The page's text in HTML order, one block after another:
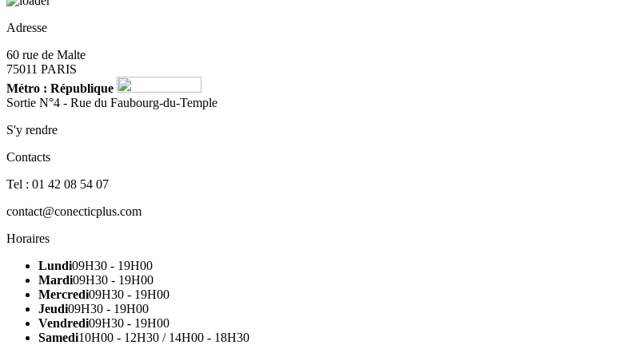
Adresse
60 rue de Malte
75011 PARIS
Métro : République
Sortie N°4 - Rue du Faubourg-du-Temple
S'y rendre
Contacts
Tel : 01 42 08 54 07
contact@conecticplus.com
Horaires
Lundi09H30 - 19H00
Mardi09H30 - 19H00
Mercredi09H30 - 19H00
Jeudi09H30 - 19H00
Vendredi09H30 - 19H00
Samedi10H00 - 12H30 / 14H00 - 18H30